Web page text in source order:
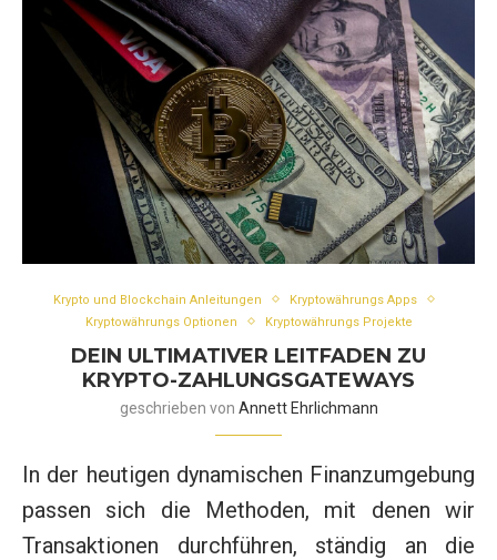
Krypto und Blockchain Anleitungen
Kryptowährungs Apps
Kryptowährungs Optionen
Kryptowährungs Projekte
DEIN ULTIMATIVER LEITFADEN ZU
KRYPTO-ZAHLUNGSGATEWAYS
geschrieben von Annett Ehrlichmann
In der heutigen dynamischen Finanzumgebung
passen sich die Methoden, mit denen wir
Transaktionen durchführen, ständig an die